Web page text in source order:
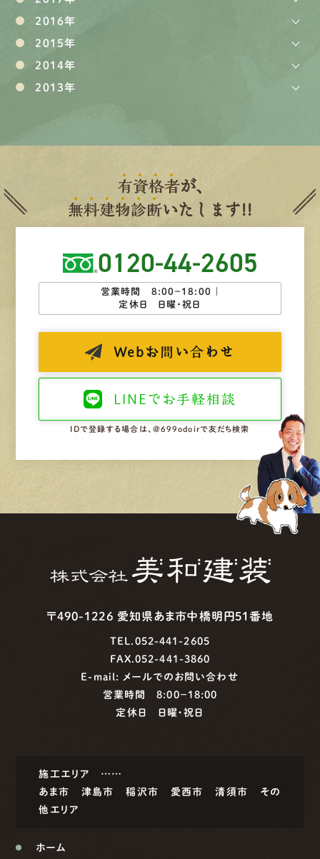
2016年
2015年
2014年
2013年
有資格者が、
無料建物診断いたします!!
0120-44-2605
営業時間 8:00−18:00 ｜
定休日 日曜・祝日
Web お問い合わせ
LINEで お手軽相談
IDで登録する場合は、@699odoirで友だち検索
〒490-1226 愛知県あま市中橋明円51番地
TEL.052-441-2605
FAX.052-441-3860
E-mail: メールでのお問い合わせ
営業時間 8:00−18:00
定休日 日曜・祝日
施工エリア ……
あま市
津島市 稲沢市 愛西市 清須市
その
他エリア
ホーム